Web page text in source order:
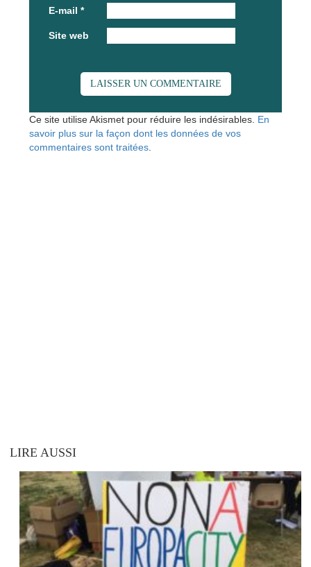
E-mail *
Site web
Ce site utilise Akismet pour réduire les indésirables. En
savoir plus sur la façon dont les données de vos
commentaires sont traitées
LIRE AUSSI